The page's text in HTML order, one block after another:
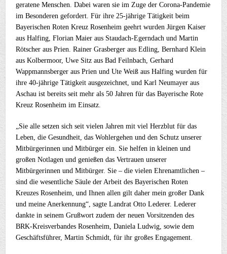
geratene Menschen. Dabei waren sie im Zuge der Corona-Pandemie
im Besonderen gefordert. Für ihre 25-jährige Tätigkeit beim
Bayerischen Roten Kreuz Rosenheim geehrt wurden Jürgen Kaiser
aus Halfing, Florian Maier aus Staudach-Egerndach und Martin
Rötscher aus Prien. Rainer Grasberger aus Edling, Bernhard Klein
aus Kolbermoor, Uwe Sitz aus Bad Feilnbach, Gerhard
Wappmannsberger aus Prien und Ute Weiß aus Halfing wurden für
ihre 40-jährige Tätigkeit ausgezeichnet, und Karl Neumayer aus
Aschau ist bereits seit mehr als 50 Jahren für das Bayerische Rote
Kreuz Rosenheim im Einsatz.
„Sie alle setzen sich seit vielen Jahren mit viel Herzblut für das
Leben, die Gesundheit, das Wohlergehen und den Schutz unserer
Mitbürgerinnen und Mitbürger ein. Sie helfen in kleinen und
großen Notlagen und genießen das Vertrauen unserer
Mitbürgerinnen und Mitbürger. Sie – die vielen Ehrenamtlichen –
sind die wesentliche Säule der Arbeit des Bayerischen Roten
Kreuzes Rosenheim, und Ihnen allen gilt daher mein großer Dank
und meine Anerkennung“, sagte Landrat Otto Lederer. Lederer
dankte in seinem Grußwort zudem der neuen Vorsitzenden des
BRK-Kreisverbandes Rosenheim, Daniela Ludwig, sowie dem
Geschäftsführer, Martin Schmidt, für ihr großes Engagement.